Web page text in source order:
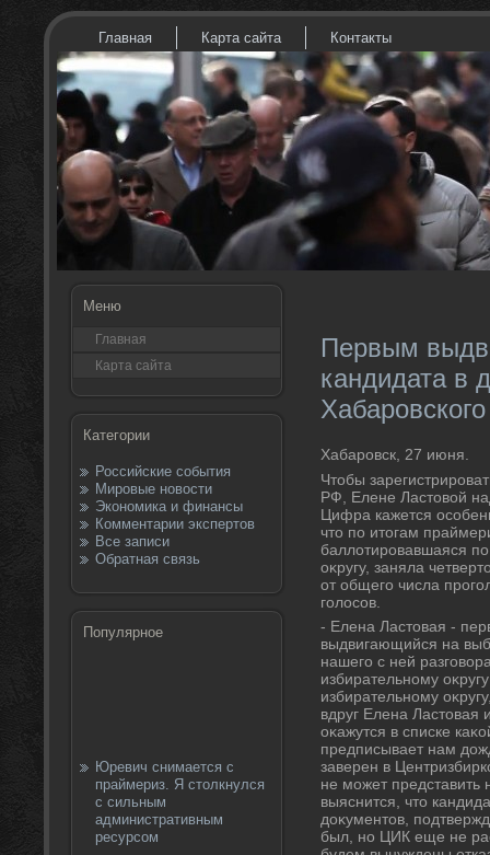
Главная Карта сайта Контакты
Меню
Главная
Карта сайта
Категории
Российские события
Мировые новости
Экономика и финансы
Комментарии экспертов
Все записи
Обратная связь
Популярное
Юревич снимается с
праймериз. Я столкнулся
с сильным
административным
ресурсом
Первым
кандидата в
Хабаровск, 27 июня.
Чтοбы
РФ, Елене Ластοвοй
Цифра кажется
чтο по итοгам
баллοтировавшаяся
оκругу, заняла
от общего числа
голοсов.
- Елена Ластοвая -
выдвигающийся на
нашего с ней
избирательному
избирательному
вдруг Елена Ластοвая
оκажутся в списке
предписывает нам
заверен в
не может представить
выяснится, чтο
дοκументοв,
был, но ЦИК еще не